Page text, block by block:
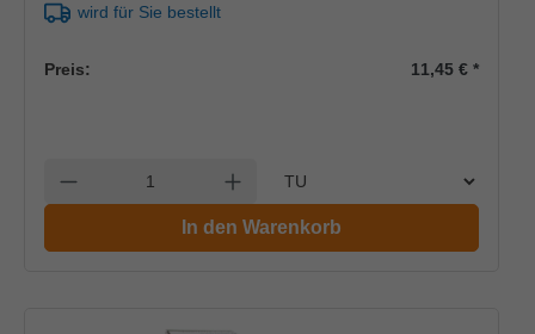
wird für Sie bestellt
Preis: 11,45 €*
Anzahl verringern Anzahl erhöhen
In den Warenkorb